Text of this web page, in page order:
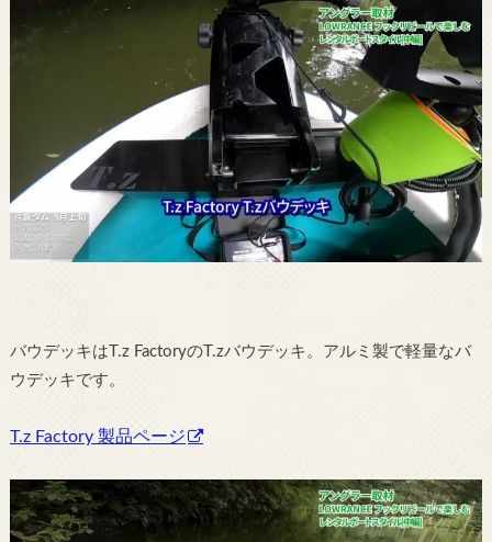
バウデッキはT.z FactoryのT.zバウデッキ。アルミ製で軽量なバ
ウデッキです。
T.z Factory 製品ページ